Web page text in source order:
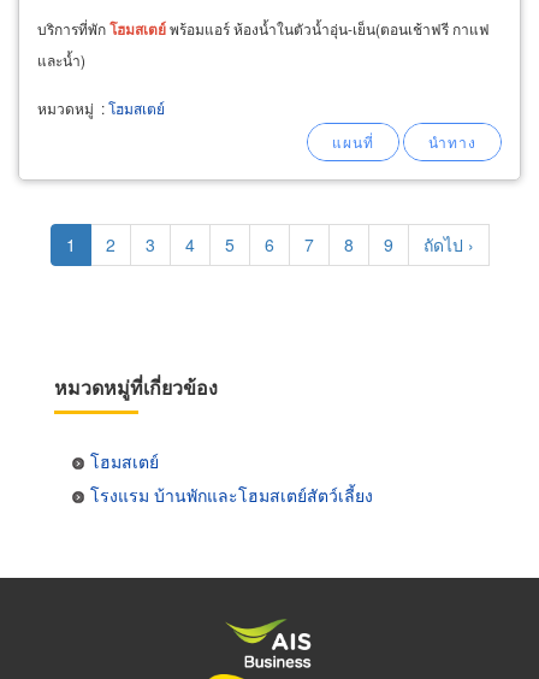
บริการที่พักโฮมสเตย์พร้อมแอร์ ห้องน้ำในตัวน้ำอุ่น-เย็น(ตอนเช้าฟรี กาแฟ
และน้ำ)
หมวดหมู่ :โฮมสเตย์
Pagination
Current
page
1 Page
2 Page
3 Page
4 Page
5 Page
6 Page
7 Page
8 Page
9
Next
page
ถัดไป ›
หมวดหมู่ที่เกี่ยวข้อง
โฮมสเตย์
โรงแรม บ้านพักและโฮมสเตย์สัตว์เลี้ยง